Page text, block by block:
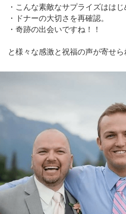
・こんな素敵なサプライズははじ
・ドナーの大切さを再確認。
・奇跡の出会いですね！！
と様々な感激と祝福の声が寄せら